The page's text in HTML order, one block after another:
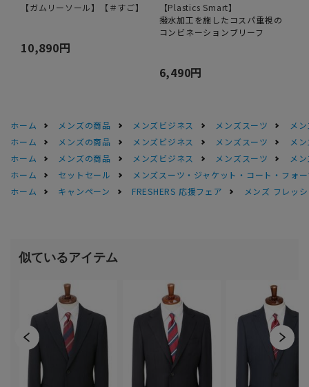
【ガムリーソール】【＃すご】
10,890円
【Plastics Smart】
撥水加工を施したコスパ重視の
コンビネーションブリーフ
6,490円
ホーム メンズの商品 メンズビジネス メンズスーツ
メ
ホーム
メンズの商品 メンズビジネス メンズスーツ
メ
ホーム
メンズの商品 メンズビジネス メンズスーツ
メ
ホーム
セットセール
メンズスーツ・ジャケット・コート・フォ
ホーム
キャンペーン FRESHERS 応援フェア メンズ フレッ